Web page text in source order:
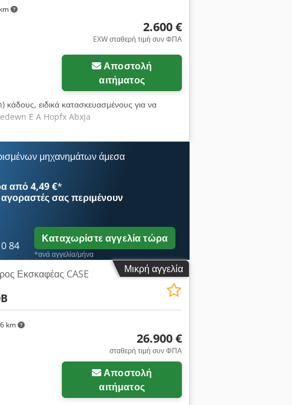
2.600 €
EXW σταθερή τιμή συν ΦΠΑ
Αποστολή
αιτήματος
κάδους, ειδικά κατασκευασμένους για να
E A Hopfx Abxja
μηχανημάτων άμεσα
από 4,49 €*
σας περιμένουν
84
Καταχωρίστε αγγελία τώρα
*ανά αγγελία/μήνα
Μικρή αγγελία
km
Εκσκαφέας CASE
26.900 €
σταθερή τιμή συν ΦΠΑ
Αποστολή
αιτήματος